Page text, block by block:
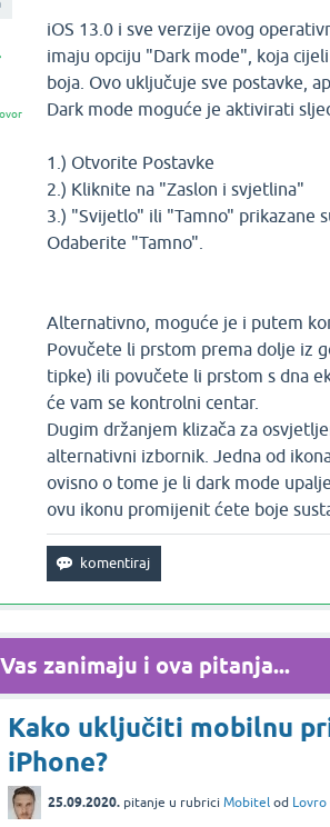
iOS 13.0 i sve verzije ovog
imaju opciju "Dark mode", koja
boja. Ovo uključuje sve postavke,
Dark mode moguće je aktivirati
1.) Otvorite Postavke
2.) Kliknite na "Zaslon i svjetlina"
3.) "Svijetlo" ili "Tamno" prikazane
Odaberite "Tamno".
Alternativno, moguće je i putem
Povučete li prstom prema dolje iz
tipke) ili povučete li prstom s dna
će vam se kontrolni centar.
Dugim držanjem klizača za
alternativni izbornik. Jedna od
ovisno o tome je li dark mode
ovu ikonu promijenit ćete boje
zanimaju i ova pitanja...
Kako uključiti mobilnu
iPhone?
25.09.2020. pitanje u rubrici Mobitel od